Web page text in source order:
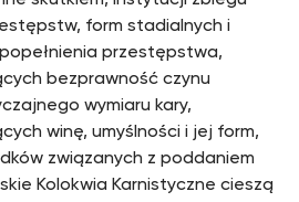
form stadialnych i
przestępstwa,
bezprawność czynu
wymiaru kary,
winę, umyślności i jej form,
związanych z poddaniem
Kolokwia Karnistyczne cieszą